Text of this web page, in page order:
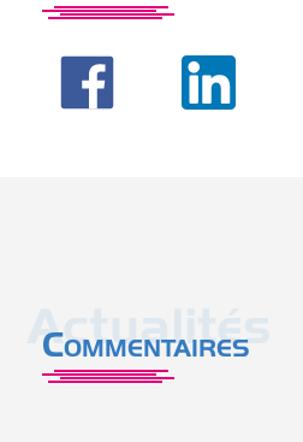
Actualités
Commentaires